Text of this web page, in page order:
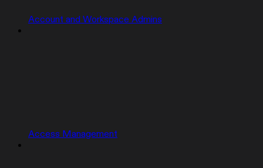
Account and Workspace Admins
Access Management